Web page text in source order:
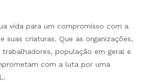
vida para um compromisso com a
suas criaturas. Que as organizações,
trabalhadores, população em geral e
com a luta por uma